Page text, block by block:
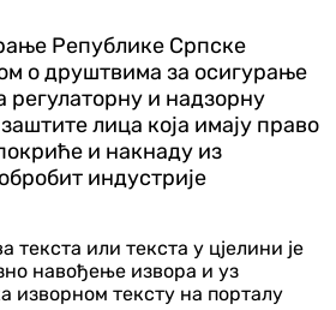
Републике Српске
о друштвима за осигурање
регулаторну и надзорну
лица која имају право
и накнаду из
индустрије
текста или текста у цјелини је
навођење извора и уз
изворном тексту на порталу